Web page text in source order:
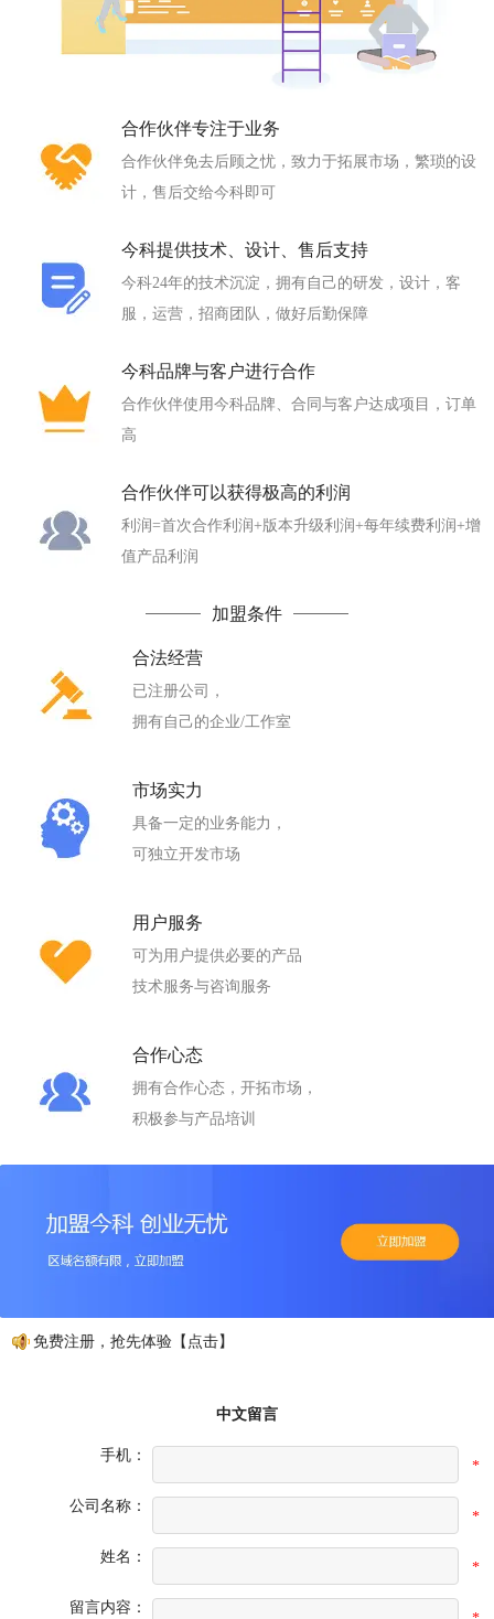
合作伙伴专注于业务
合作伙伴免去后顾之忧，致力于拓展市场，繁琐的设
计，售后交给今科即可
今科提供技术、设计、售后支持
今科24年的技术沉淀，拥有自己的研发，设计，客
服，运营，招商团队，做好后勤保障
今科品牌与客户进行合作
合作伙伴使用今科品牌、合同与客户达成项目，订单
高
合作伙伴可以获得极高的利润
利润=首次合作利润+版本升级利润+每年续费利润+增
值产品利润
加盟条件
合法经营
已注册公司，
拥有自己的企业/工作室
市场实力
具备一定的业务能力，
可独立开发市场
用户服务
可为用户提供必要的产品
技术服务与咨询服务
合作心态
拥有合作心态，开拓市场，
积极参与产品培训
免费注册，抢先体验【点击】
中文留言
手机：
*
公司名称：
*
姓名：
*
留言内容：